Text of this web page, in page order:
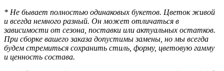
* Не бывает полностью одинаковых букетов. Цветок живой
и всегда немного разный. Он может отличаться в
зависимости от сезона, поставки или актуальных остатков.
При сборке вашего заказа допустимы замены, но мы всегда
будем стремиться сохранить стиль, форму, цветовую гамму
и ценность состава.